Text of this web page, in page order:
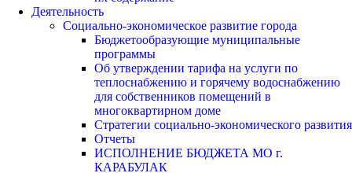
Деятельность
Социально-экономическое развитие города
Бюджетообразующие муниципальные
программы
Об утверждении тарифа на услуги по
теплоснабжению и горячему водоснабжению
для собственников помещений в
многоквартирном доме
Стратегии социально-экономического развития
Отчеты
ИСПОЛНЕНИЕ БЮДЖЕТА МО г.
КАРАБУЛАК